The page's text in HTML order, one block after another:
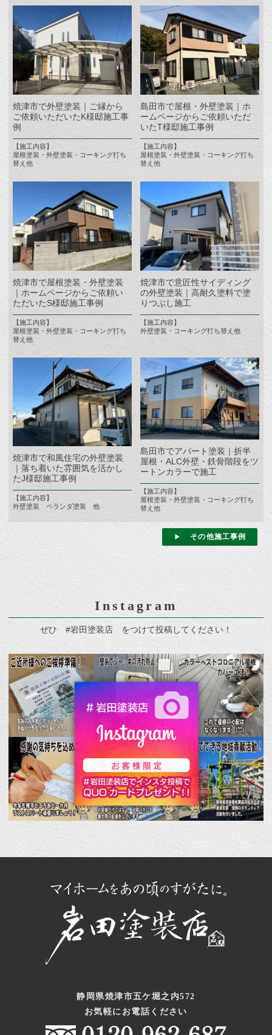
焼津市で外壁塗装｜ご縁から
ご依頼いただいたK様邸施工事
例
【施工内容】
屋根塗装・外壁塗装・コーキング打ち
替え他
島田市で屋根・外壁塗装｜ホ
ームページからご依頼いただ
いたT様邸施工事例
【施工内容】
屋根塗装・外壁塗装・コーキング打ち
替え他
焼津市で屋根塗装・外壁塗装
｜ホームページからご依頼い
ただいたS様邸施工事例
【施工内容】
屋根塗装・外壁塗装・コーキング打ち
替え他
焼津市で意匠性サイディング
の外壁塗装｜高耐久塗料で塗
りつぶし施工
【施工内容】
外壁塗装・コーキング打ち替え他
焼津市で和風住宅の外壁塗装
｜落ち着いた雰囲気を活かし
たJ様邸施工事例
【施工内容】
外壁塗装 ベランダ塗装 他
島田市でアパート塗装｜折半
屋根・ALC外壁・鉄骨階段をツ
ートンカラーで施工
【施工内容】
屋根塗装・外壁塗装・コーキング打ち
替え他
その他施工事例
Instagram
ぜひ #岩田塗装店 をつけて投稿してください！
静岡県焼津市五ケ堀之内572
お気軽にお電話ください